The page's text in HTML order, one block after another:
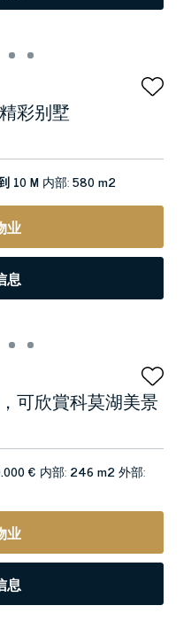
彩别墅
10 M 内部:580 m2
业
息
可欣賞科莫湖美景
€ 内部: 246 m2外部:
业
息